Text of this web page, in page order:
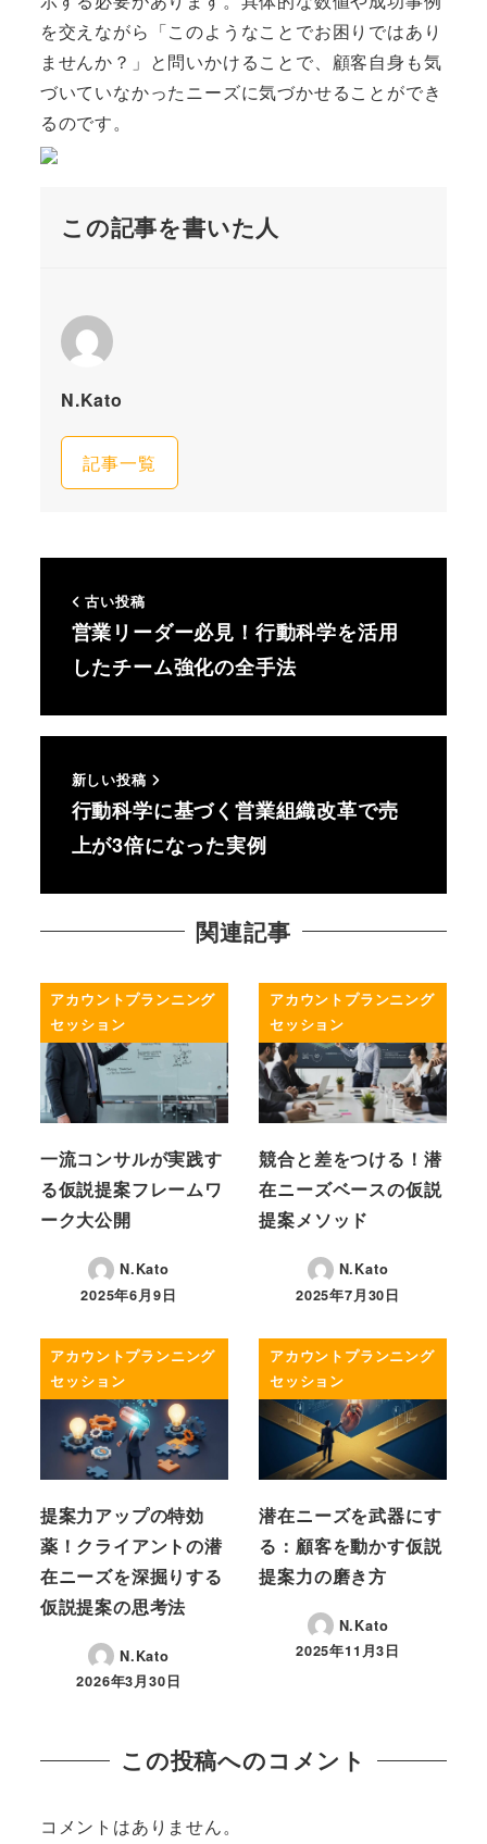
を交えながら「このようなことでお困りではあり
ませんか？」と問いかけることで、顧客自身も気
づいていなかったニーズに気づかせることができ
るのです。
この記事を書いた人
N.Kato
記事一覧
古い投稿
営業リーダー必見！行動科学を活用
したチーム強化の全手法
新しい投稿
行動科学に基づく営業組織改革で売
上が3倍になった実例
関連記事
アカウントプランニング
セッション
一流コンサルが実践す
る仮説提案フレームワ
ーク大公開
N.Kato
投稿日
2025年6月9日
アカウントプランニング
セッション
競合と差をつける！潜
在ニーズベースの仮説
提案メソッド
N.Kato
投稿日
2025年7月30日
アカウントプランニング
セッション
提案力アップの特効
薬！クライアントの潜
在ニーズを深掘りする
仮説提案の思考法
N.Kato
投稿日
2026年3月30日
アカウントプランニング
セッション
潜在ニーズを武器にす
る：顧客を動かす仮説
提案力の磨き方
N.Kato
投稿日
2025年11月3日
この投稿へのコメント
コメントはありません。